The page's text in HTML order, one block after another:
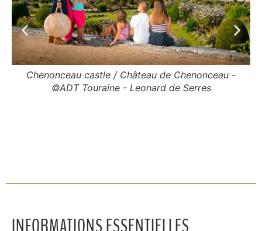
Chenonceau castle / Château de Chenonceau -
©ADT Touraine - Leonard de Serres